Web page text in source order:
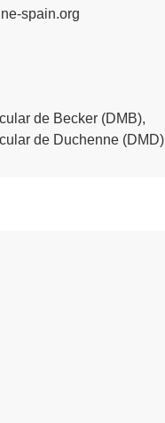
spain.org
de Becker (DMB),
de Duchenne (DMD)